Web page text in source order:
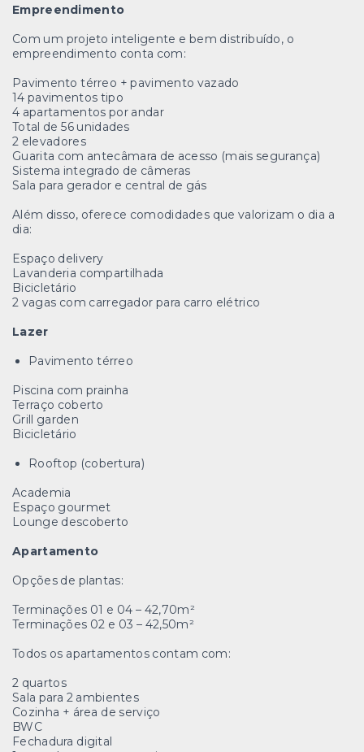
Empreendimento
Com um projeto inteligente e bem distribuído, o
empreendimento conta com:
Pavimento térreo + pavimento vazado
14 pavimentos tipo
4 apartamentos por andar
Total de 56 unidades
2 elevadores
Guarita com antecâmara de acesso (mais segurança)
Sistema integrado de câmeras
Sala para gerador e central de gás
Além disso, oferece comodidades que valorizam o dia a
dia:
Espaço delivery
Lavanderia compartilhada
Bicicletário
2 vagas com carregador para carro elétrico
Lazer
Pavimento térreo
Piscina com prainha
Terraço coberto
Grill garden
Bicicletário
Rooftop (cobertura)
Academia
Espaço gourmet
Lounge descoberto
Apartamento
Opções de plantas:
Terminações 01 e 04 – 42,70m²
Terminações 02 e 03 – 42,50m²
Todos os apartamentos contam com:
2 quartos
Sala para 2 ambientes
Cozinha + área de serviço
BWC
Fechadura digital